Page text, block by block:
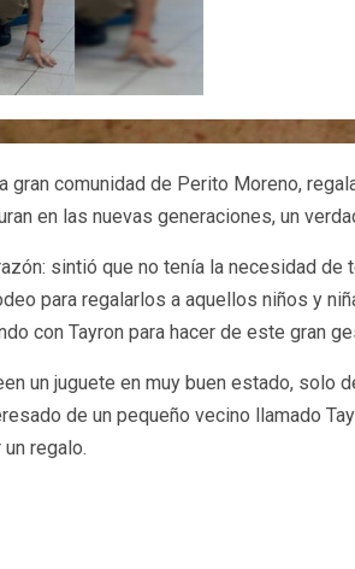
gran comunidad de Perito Moreno,
en las nuevas generaciones, un
sintió que no tenía la necesidad
para regalarlos a aquellos niños y
con Tayron para hacer de este gran
un juguete en muy buen estado,
de un pequeño vecino llamado
regalo.